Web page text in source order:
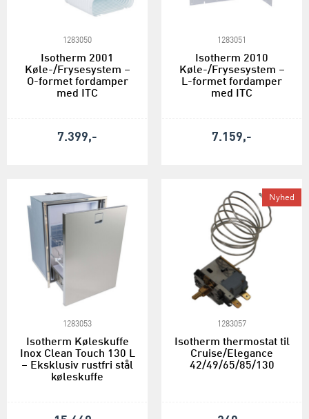
1283050
Isotherm 2001
Køle-/Frysesystem –
O-formet fordamper
med ITC
7.399,-
1283051
Isotherm 2010
Køle-/Frysesystem –
L-formet fordamper
med ITC
7.159,-
1283053
Isotherm Køleskuffe
Inox Clean Touch 130 L
– Eksklusiv rustfri stål
køleskuffe
Nyhed
1283057
Isotherm thermostat til
Cruise/Elegance
42/49/65/85/130